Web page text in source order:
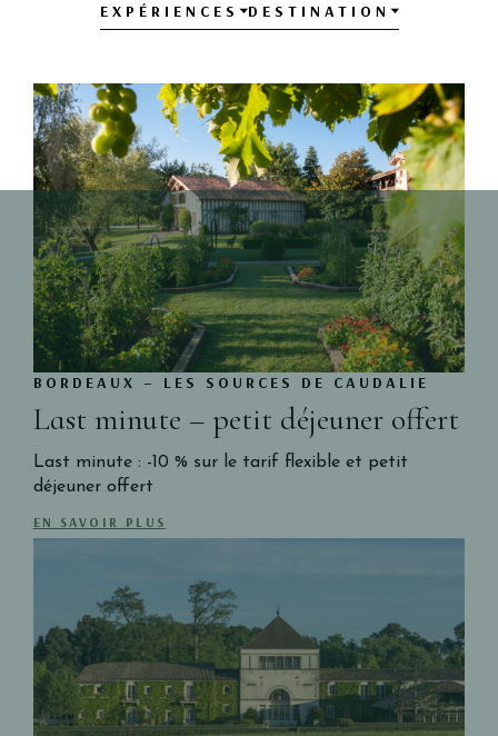
EXPÉRIENCES DESTINATION
BORDEAUX – LES SOURCES DE CAUDALIE
Last minute – petit déjeuner offert
Last minute : -10 % sur le tarif flexible et petit
déjeuner offert
EN SAVOIR PLUS